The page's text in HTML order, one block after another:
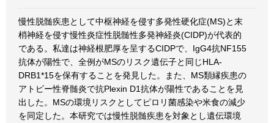
慢性脱髄疾患として中枢神経を侵す多発性硬化症(MS)と末
梢神経を侵す慢性炎症性脱髄性多発神経炎(CIDP)が代表的
である。私達は神経根肥厚を呈するCIDPで、IgG4抗NF155
抗体が陽性で、全例がMSのリスク遺伝子と同じHLA-
DRB1*15を保有することを発見した。また、MS類縁疾患の
アトピー性脊髄炎で抗Plexin D1抗体が陽性であることを見
出した。MSの環境リスクとしてピロリ菌感染や米食の減少
を同定した。本研究では慢性脱髄疾患を対象とし遺伝環境